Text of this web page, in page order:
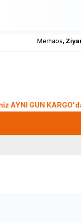
Merhaba,
GÜN KARGO'da.